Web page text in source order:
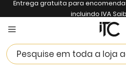
Entrega gratuita para
incluindo IVA